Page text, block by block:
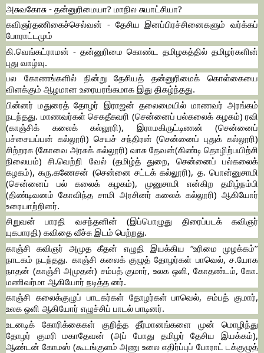
அசுவகோசு - தன்னுரிமையா? மாநில சுயாட்சியா?
கவிஞர்தணிகைச்செல்வன் - தேசிய இனப்பிரச்சினைகளும் வர்க்கப்
போராட்டமும்
கி.வெங்கட்ராமன் - தன்னுரிமை கொண்ட தமிழகத்தில் தமிழர்களின்
புது வாழ்வு.
பல கோணங்களில் நின்று தேசியத் தன்னுரிமைக் கொள்கையை
விளக்கும் ஆழமான உரையரங்கமாக இது திகழ்ந்தது.
பின்னர் மதுரைத் தோழர் இராஜன் தலைமையில் மாணவர் அரங்கம்
நடந்தது. மாணவர்கள் செகதீசுவரி (சென்னைப் பல்கலைக் கழகம்) ரவி
(காஞ்சிக் கலைக் கல்லூரி), இராமகிருட்டிணன் (சென்னைப்
பச்சையப்பன் கல்லூரி) செயச் சந்திரன் (சென்னைப் புதுக் கல்லூரி)
சிற்றரசு (கோவை அரசுக் கல்லூரி) வாசு தேவன்(கிண்டி தொழிற்பயிற்சி
நிலையம்) சி.வெற்றி வேல் (தமிழ்த் துறை, சென்னைப் பல்கலைக்
கழகம்), கரு.கணேசன் (சென்னை சட்டக் கல்லூரி), த. பொன்னுசாமி
(சென்னைப் பல் கலைக் கழகம்), முனுசாமி என்கிற தமிழ்நம்பி
(திண்டிவனம் கோவிந்த சாமி அரசினர் கலைக் கல்லூரி) ஆகியோர்
உரையாற்றினர்.
சிறுவன் பாரதி வசந்தனின் (இப்பொழுது திரைப்படக் கவிஞர்
யுகபாரதி) கவிதை வீச்சு இடம் பெற்றது.
காஞ்சி கவிஞர் அமுத கீதன் எழுதி இயக்கிய “உரிமை முழக்கம்’’
நாடகம் நடந்தது. காஞ்சி கலைக் குழுத் தோழர்கள் பாவெல், ச.யோக
நாதன் (காஞ்சி அமுதன்) சம்பத் குமார், உலக ஒளி, கோதண்டம், கோ.
மணிவர்மா ஆகியோர் நடித்த னர்.
காஞ்சி கலைக்குழுப் பாடகர்கள் தோழர்கள் பாவெல், சம்பத் குமார்,
உலக ஒளி ஆகியோர் எழுச்சிப் பாடல் பாடினர்.
உடனடிக் கோரிக்கைகள் குறித்த தீர்மானங்களை முன் மொழிந்து
தோழர் குமரி மகாதேவன் (அப் போது தமிழர் தேசிய இயக்கம்),
ஆண்டன் கோமஸ் (கூடங்குளம் அணு உலை எதிர்ப்புப் போராட் டக்குழுத்